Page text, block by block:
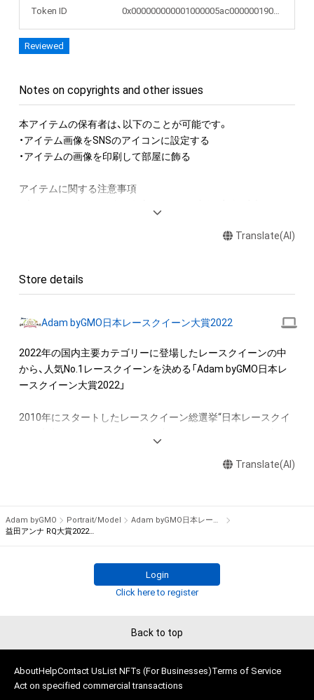
Token ID
0x000000000001000005ac0000001901a2
Reviewed
Notes on copyrights and other issues
本アイテムの保有者は、以下のことが可能です。
・アイテム画像をSNSのアイコンに設定する
・アイテムの画像を印刷して部屋に飾る
アイテムに関する注意事項
権(著作権、特許権、実用新案権、商標権、意匠権その他の知的財
作権を有する方、著作隣接権の権利者またはその管理委託を受
を保有していたとしても、本アイテムに関する創作物にかかる
・本アイテムの著作権を有する方、著作隣接権の権利者またはそ
の管理委託を受けている者からの事前の同意なしに、上記の「本
アイテムの保有者が有する権利」の範囲を超えた行為、知的財産
ル、リバースエンジニアリングを含みますが、これに限定されま
・本アイテムに関する創作物の利用については、公序良俗や法令
に反する利用またはその恐れのある利用など、作成者が不適切
Translate(AI)
Store details
Adam byGMO日本レースクイーン大賞2022
2022年の国内主要カテゴリーに登場したレースクイーンの中
から、人気No.1レースクイーンを決める「Adam byGMO日本レ
ースクイーン大賞2022」
2010年にスタートしたレースクイーン総選挙“日本レースクイ
を冠に迎え実施いたします。
リを獲得し、レースクイーン大賞初となる新人部門とレースク
イーン大賞の同一年グランプリ獲得を果たしました。2022年は
ノミネート50名の中からどのレースクイーンが栄冠を掴むので
50ユニットをノミネートしました。
Translate(AI)
Adam byGMO Portrait/Model
Adam byGMO日本レースクイーン大賞2022
益田アンナ RQ大賞2022オリジナルNFTトレカ
Login
Click here to register
Back to top
AboutHelpContact UsList NFTs (For Businesses)Terms of Service
Act on specified commercial transactions